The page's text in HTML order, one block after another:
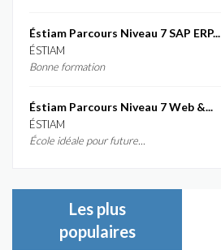
Éstiam Parcours Niveau 7 SAP ERP...
ÉSTIAM
Bonne formation
Éstiam Parcours Niveau 7 Web &...
ÉSTIAM
École idéale pour future...
Les plus
populaires